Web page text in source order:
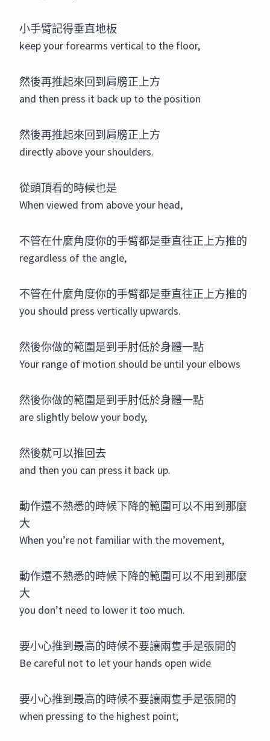
小手臂記得垂直地板
keep your forearms vertical to the floor,
然後再推起來回到肩膀正上方
and then press it back up to the position
然後再推起來回到肩膀正上方
directly above your shoulders.
從頭頂看的時候也是
When viewed from above your head,
不管在什麼角度你的手臂都是垂直往正上方推的
regardless of the angle,
不管在什麼角度你的手臂都是垂直往正上方推的
you should press vertically upwards.
然後你做的範圍是到手肘低於身體一點
Your range of motion should be until your elbows
然後你做的範圍是到手肘低於身體一點
are slightly below your body,
然後就可以推回去
and then you can press it back up.
動作還不熟悉的時候下降的範圍可以不用到那麼
大
When you’re not familiar with the movement,
動作還不熟悉的時候下降的範圍可以不用到那麼
大
you don’t need to lower it too much.
要小心推到最高的時候不要讓兩隻手是張開的
Be careful not to let your hands open wide
要小心推到最高的時候不要讓兩隻手是張開的
when pressing to the highest point;